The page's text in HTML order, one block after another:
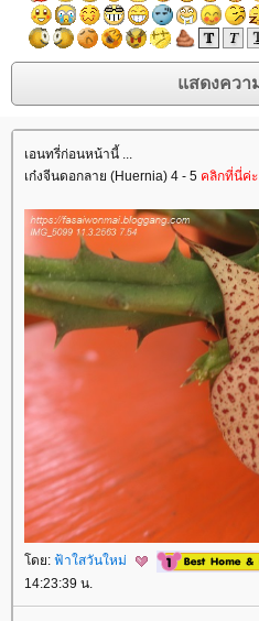
เอนทรี่ก่อนหน้านี้ ...
เก๋งจีนดอกลาย (Huernia) 4 - 5 คลิกที่นี่ค่ะ
ดย: ฟ้าใสวันใหม่
14:23:39 น.